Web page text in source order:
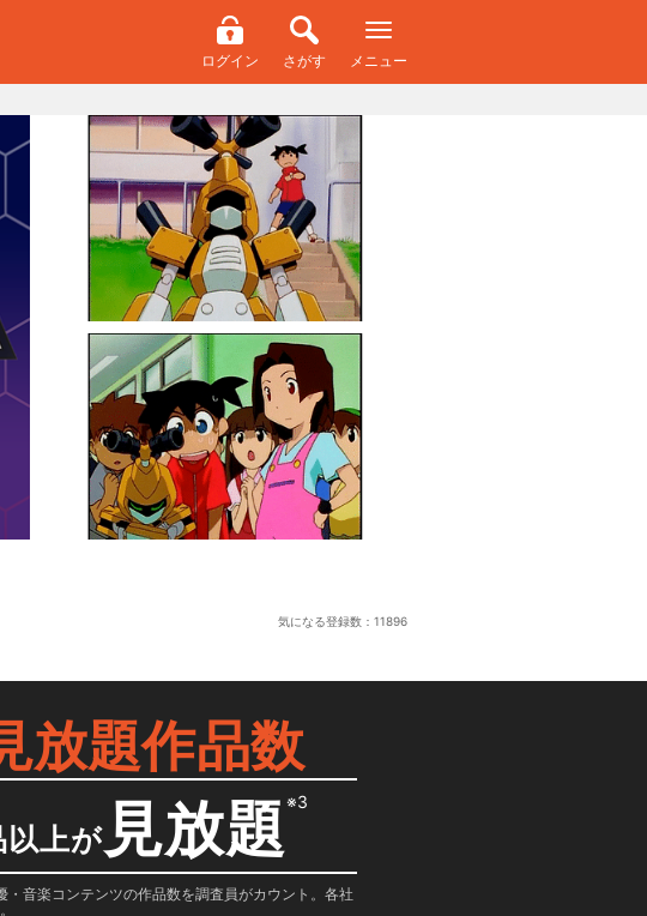
ログイン さがす メニュー
気になる登録数： 11896
放題作品数
以上が 見放題※3
音楽コンテンツの作品数を調査員がカウント。各社